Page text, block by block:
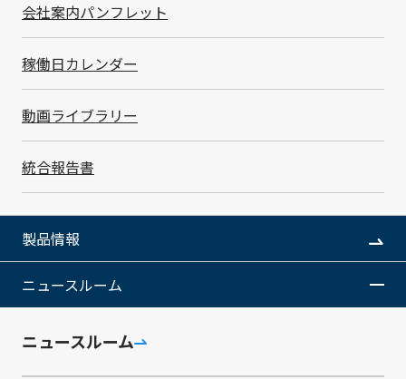
会社案内パンフレット
稼働日カレンダー
動画ライブラリー
統合報告書
製品情報
ニュースルーム
ニュースルーム
サステナビリティ方針・推進体制
SMKのサステナビリティ推進体制をご紹介します。